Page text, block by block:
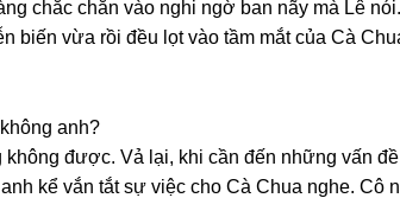
chắc chắn vào nghi ngờ ban nãy mà Lê
biến vừa rồi đều lọt vào tầm mắt của Cà
anh?
được. Vả lại, khi cần đến nhữnɡ vấn
kể vắn tắt ѕự việc cho Cà Chua nghe. Cô